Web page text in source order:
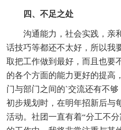
四、不足之处
沟通能力，社会实践，亲
话技巧等都还不太好，所以我
取把工作做到最好，而且也要
的各个方面的能力更好的提高
门与部门之间的`交流还有不
初步规划时，在明年招新后与
活动。社团一直有着“分工不